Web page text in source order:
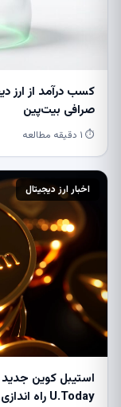
کسب درآمد از
صرافی بیت‌پین
⏱ ۱ دقیقه مطالعه
اخبار ارز دیجیتال
استیبل کوین جدید
U.Today راه اندازی می شود